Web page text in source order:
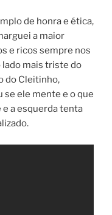
de honra e ética,
a maior
e ricos sempre nos
lado mais triste do
do Cleitinho,
se ele mente e o que
e a esquerda tenta